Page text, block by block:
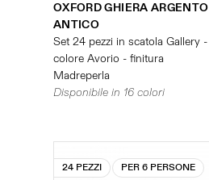
OXFORD GHIERA ARGENTO
ANTICO
Set 24 pezzi in scatola Gallery -
colore Avorio - finitura
Madreperla
Disponibile in 16 colori
24 PEZZI PER 6 PERSONE